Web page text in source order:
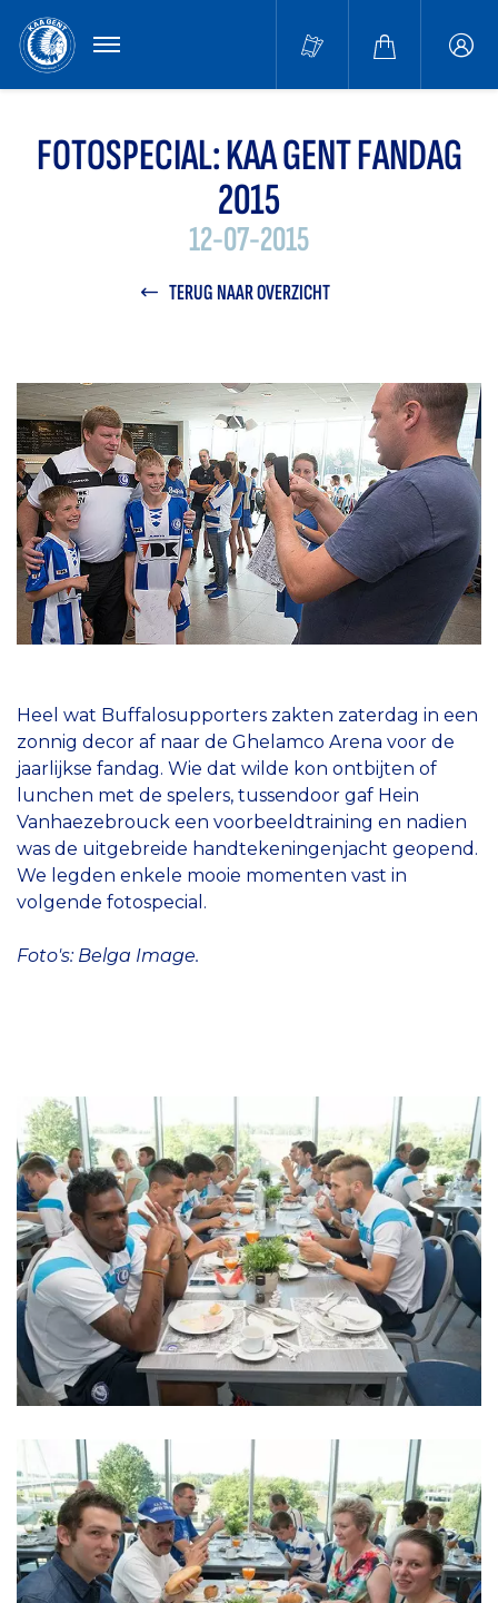
MENU
FOTOSPECIAL: KAA GENT FANDAG
2015
12-07-2015
TERUG NAAR OVERZICHT
Heel wat Buffalosupporters zakten zaterdag in een
zonnig decor af naar de Ghelamco Arena voor de
jaarlijkse fandag. Wie dat wilde kon ontbijten of
lunchen met de spelers, tussendoor gaf Hein
Vanhaezebrouck een voorbeeldtraining en nadien
was de uitgebreide handtekeningenjacht geopend.
We legden enkele mooie momenten vast in
volgende fotospecial.
Foto's: Belga Image.